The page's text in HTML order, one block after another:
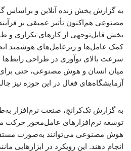
به گزارش پخش زنده آنلاین و براساس
مصنوعی هم‌اکنون تأثیر عمیقی بر
بخش قابل‌توجهی از کارهای تکراری و
کمک عامل‌ها و زیرعامل‌های هوشمند
سرعت بالای نوآوری در طراحی
میان انسان و هوش مصنوعی، حتی برای
آزمایشگاه‌های فعال در این حوزه نیز
به گزارش تک‌کرانچ، صنعت نرم‌افزار
توسعه نرم‌افزارهای عامل‌محور حرکت
هوش مصنوعی می‌توانند به‌صورت